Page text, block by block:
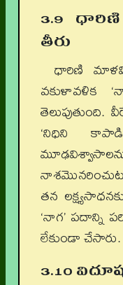
3.9 ధారిణి
తీరు
ధారిణి
వకుళావళిక
తెలుపుతుంది.
‘నిధిని
తన
‘నాగ’ పదాన్ని
లేకుండా చేసారు.
3.10